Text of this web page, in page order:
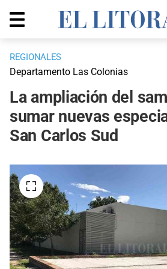
REGIONALES
Departamento Las Colonias
La ampliación del
sumar nuevas
San Carlos Sud